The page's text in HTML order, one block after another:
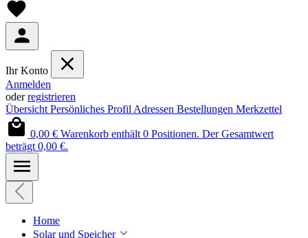
Ihr Konto
Anmelden
oderregistrieren
Übersicht Persönliches Profil Adressen Bestellungen Merkzettel
0,00 € Warenkorb enthält 0 Positionen. Der Gesamtwert
beträgt 0,00 €.
Home
Solar und Speicher